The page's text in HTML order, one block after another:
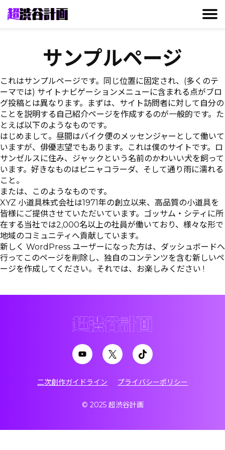
サンプルページ
これはサンプルページです。同じ位置に固定され、(多くのテ
ーマでは) サイトナビゲーションメニューに含まれる点がブロ
グ投稿とは異なります。まずは、サイト訪問者に対して自分の
ことを説明する自己紹介ページを作成するのが一般的です。た
とえば以下のようなものです。
はじめまして。昼間はバイク便のメッセンジャーとして働いて
いますが、俳優志望でもあります。これは僕のサイトです。ロ
サンゼルスに住み、ジャックという名前のかわいい犬を飼って
います。好きなものはピニャコラーダ、そして通り雨に濡れる
こと。
または、このようなものです。
XYZ 小道具株式会社は1971年の創立以来、高品質の小道具を
皆様にご提供させていただいています。ゴッサム・シティに所
在する当社では2,000名以上の社員が働いており、様々な形で
地域のコミュニティへ貢献しています。
新しく WordPress ユーザーになった方は、 ダッシュボードへ
行ってこのページを削除し、独自のコンテンツを含む新しいペ
ージを作成してください。それでは、お楽しみください !
二次創作ガイドライン プライバシーポリシー
© 2025 超渋谷計画